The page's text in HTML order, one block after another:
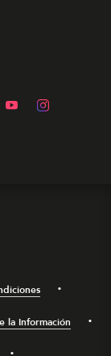
la Información